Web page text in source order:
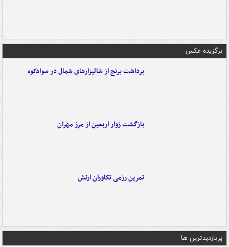
برگزیده عکس
برداشت برنج از شالیزارهای شمال در سوادکوه
بازگشت زوار اربعین از مرز مهران
تمرین رزمی تکاوران ارتش
پربازدیدترین ها